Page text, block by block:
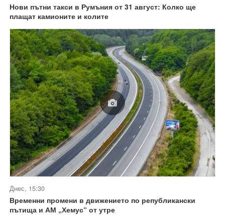
Нови пътни такси в Румъния от 31 август: Колко ще
плащат камионите и колите
Днес, 15:30
Временни промени в движението по републикански
пътища и АМ „Хемус“ от утре